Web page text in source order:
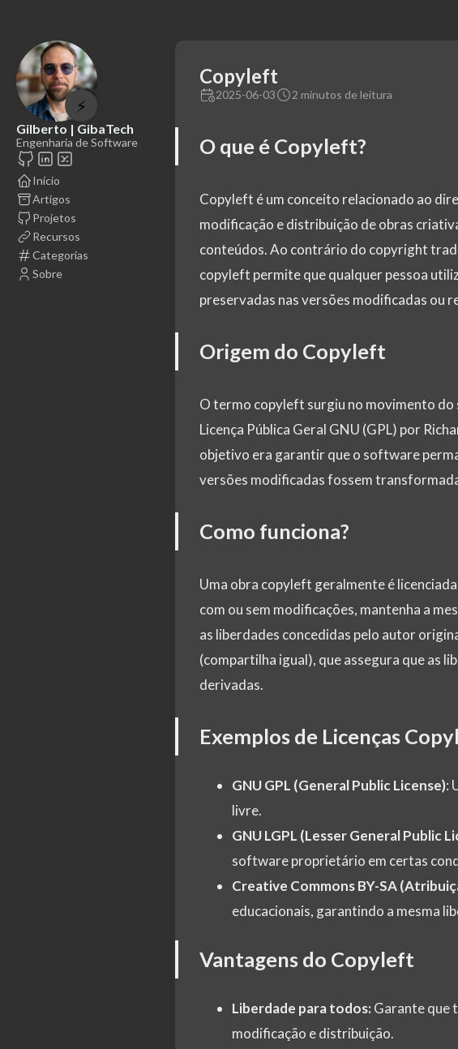
⚡
Gilberto | GibaTech
Engenharia de Software
Início
Artigos
Projetos
Recursos
Categorias
Sobre
Copyleft
2025-06-03 2 minutos de leitura
O que é Copyleft?
Copyleft é um conceito relacionado ao
modificação e distribuição de obras
conteúdos. Ao contrário do copyright
copyleft permite que qualquer pessoa
preservadas nas versões modificadas ou
Origem do Copyleft
O termo copyleft surgiu no movimento
Licença Pública Geral GNU (GPL) por
objetivo era garantir que o software
versões modificadas fossem
Como funciona?
Uma obra copyleft geralmente é
com ou sem modificações, mantenha a
as liberdades concedidas pelo autor
(compartilha igual), que assegura que as
derivadas.
Exemplos de Licenças
GNU GPL (General Public License):
livre.
GNU LGPL (Lesser General Public
software proprietário em certas
Creative Commons BY-SA
educacionais, garantindo a mesma
Vantagens do Copyleft
Liberdade para todos: Garante que
modificação e distribuição.